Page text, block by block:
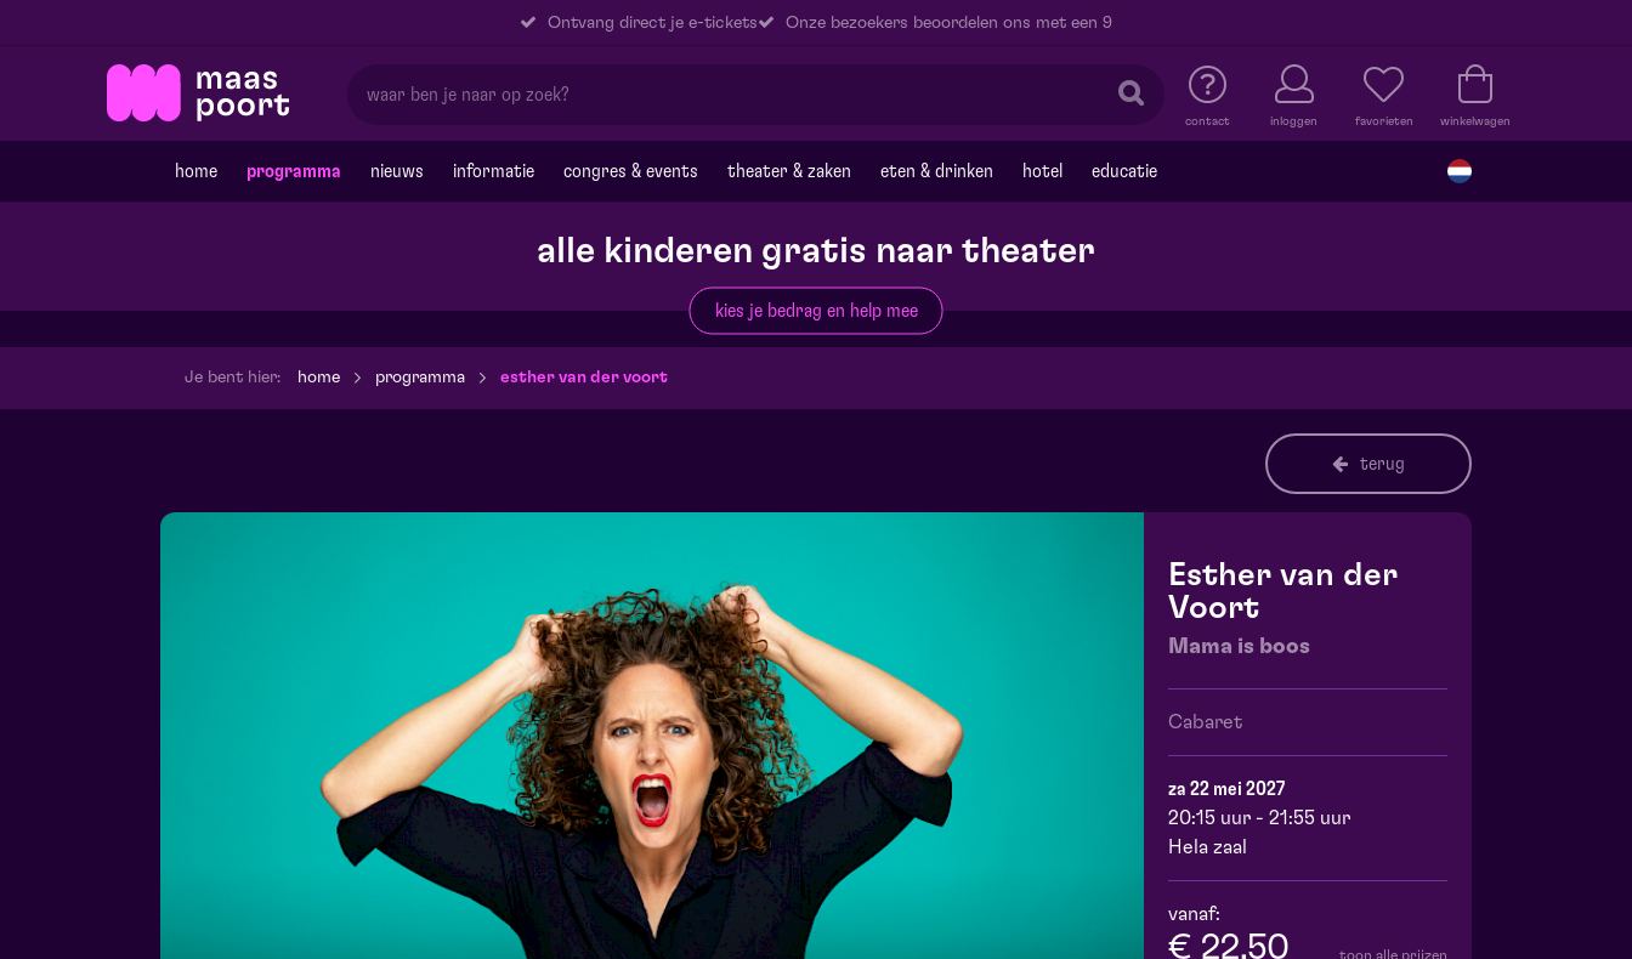
Ontvang direct je e-tickets Onze bezoekers beoordelen ons met een 9
contact inloggen favorieten winkelwagen
home programma nieuws informatie congres & events theater & zaken eten & drinken hotel educatie
alle kinderen gratis naar theater
kies je bedrag en help mee
Je bent hier: home programma esther van der voort
terug
Esther van der
Voort
Mama is boos
Cabaret
za 22 mei 2027
20:15 uur - 21:55 uur
Hela zaal
vanaf:
€ 22,50 toon alle prijzen